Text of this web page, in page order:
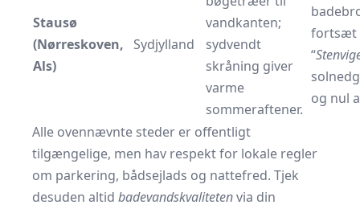
Stausø
(Nørreskoven,
Als)
Sydjylland
vandkanten;
sydvendt
skråning giver
varme
sommeraftener.
fortsæt
“
og nul
Alle ovennævnte steder er offentligt
tilgængelige, men hav respekt for lokale regler
om parkering, bådsejlads og nattefred. Tjek
desuden altid badevands­kvalitetenvia din